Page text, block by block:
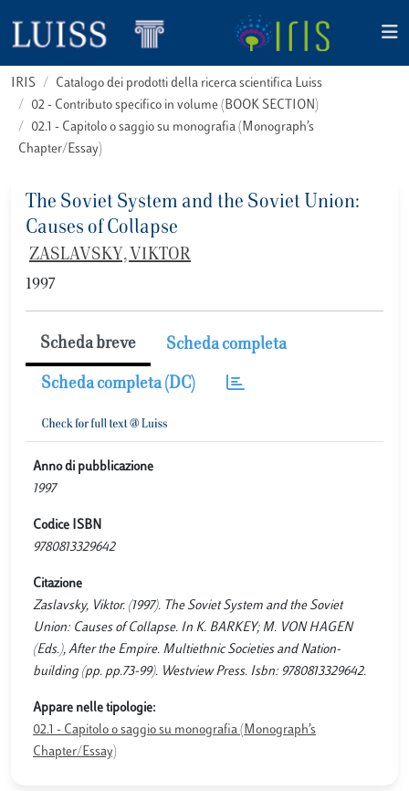
IRIS
Catalogo dei prodotti della ricerca scientifica Luiss
02 - Contributo specifico in volume (BOOK SECTION)
02.1 - Capitolo o saggio su monografia (Monograph’s
Chapter/Essay)
The Soviet System and the Soviet Union:
Causes of Collapse
ZASLAVSKY, VIKTOR
1997
Scheda breve Scheda completa
Scheda completa (DC)
Anno di pubblicazione
1997
Codice ISBN
9780813329642
Citazione
Zaslavsky, Viktor. (1997). The Soviet System and the Soviet
Union: Causes of Collapse. In K. BARKEY; M. VON HAGEN
(Eds.), After the Empire. Multiethnic Societies and Nation-
building (pp. pp.73-99). Westview Press. Isbn: 9780813329642.
Appare nelle tipologie:
02.1 - Capitolo o saggio su monografia (Monograph’s
Chapter/Essay)